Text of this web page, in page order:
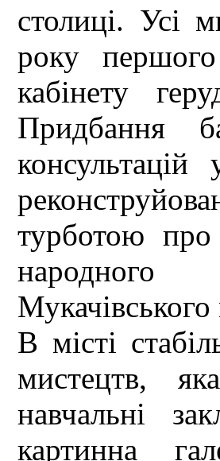
столиці. Усі
року
кабінету
Придбання
турботою про
народного
В місті
мистецтв,
навчальні
картинна